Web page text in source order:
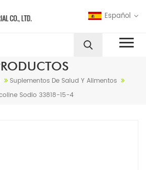
Español
Suplementos De Salud Y Alimentos
Sodio 33818-15-4